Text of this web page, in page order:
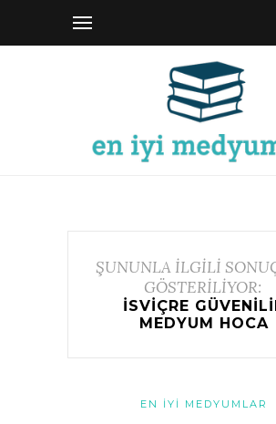
ŞUNUNLA İLGİLİ
GÖSTERİLİYOR:
ISVIÇRE
MEDYUM HOCA
EN İYI MEDYUMLAR